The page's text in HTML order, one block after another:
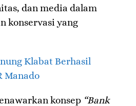
dan media dalam
konservasi yang
Klabat Berhasil
Manado
konsep “Bank